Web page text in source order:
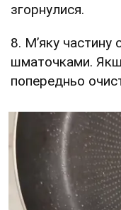
згорнулися.
8. М’яку частину
шматочками.
попередньо